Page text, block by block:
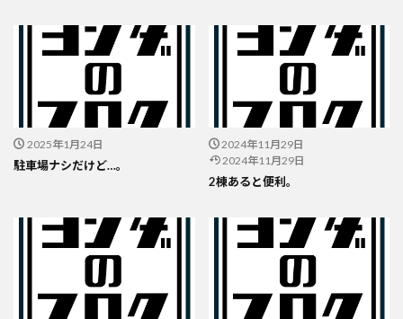
2025年1月24日
駐車場ナシだけど…。
2024年11月29日
2024年11月29日
2棟あると便利。